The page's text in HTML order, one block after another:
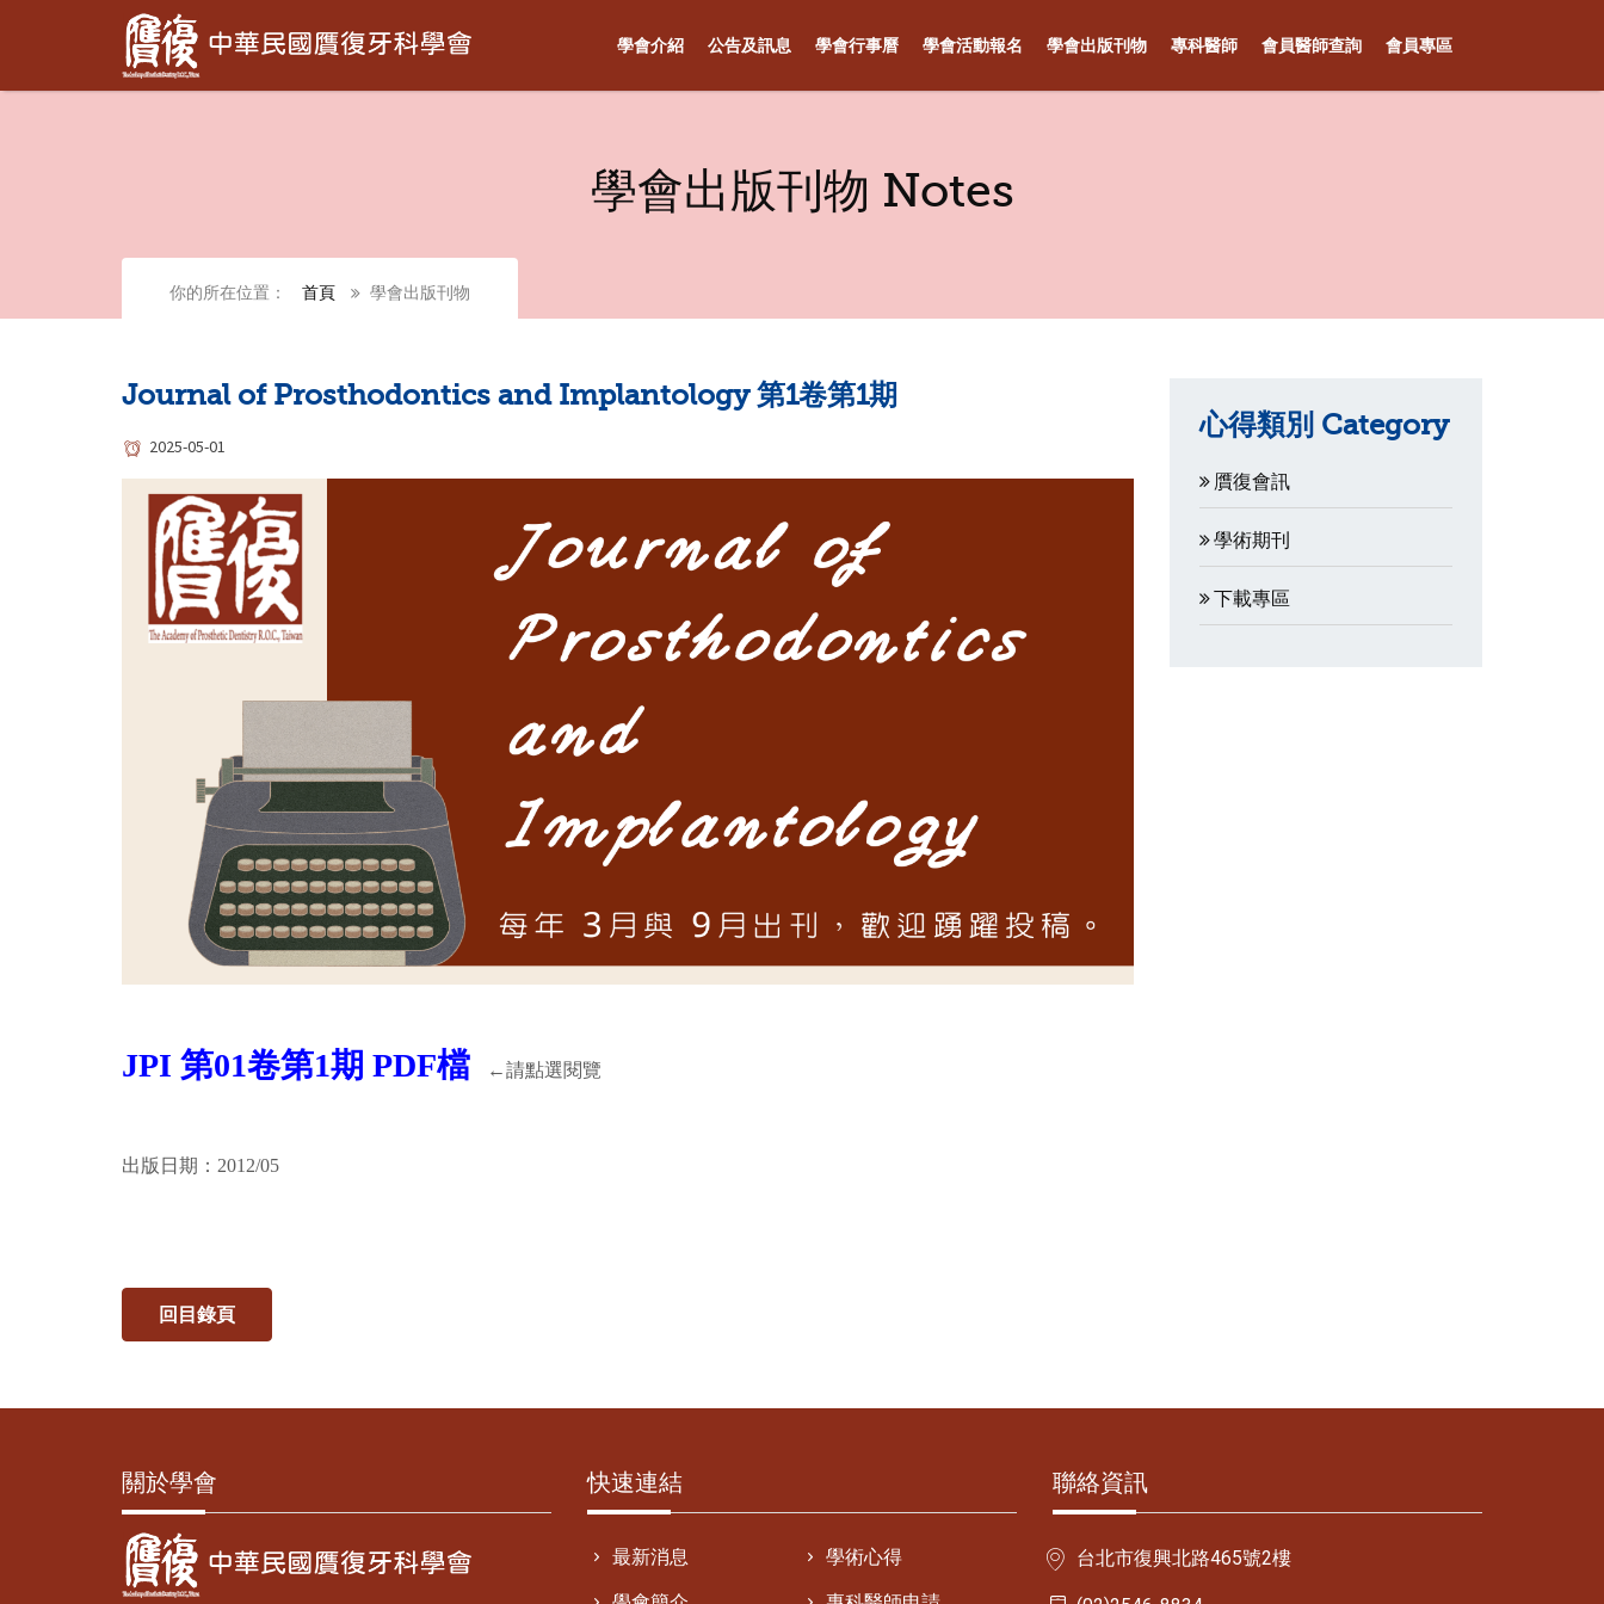
學會介紹 公告及訊息 學會行事曆 學會活動報名 學會出版刊物 專科醫師 會員醫師查詢 會員專區
學會出版刊物 Notes
你的所在位置： 首頁 學會出版刊物
Journal of Prosthodontics and Implantology 第1卷第1期
2025-05-01
JPI 第01卷第1期 PDF檔 ←請點選閱覽
出版日期：2012/05
回目錄頁
心得類別 Category
贋復會訊
學術期刊
下載專區
關於學會 快速連結
最新消息
學術心得
聯絡資訊
台北市復興北路465號2樓